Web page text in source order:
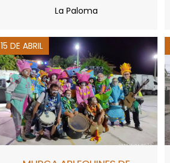
La Paloma
15 DE ABRIL